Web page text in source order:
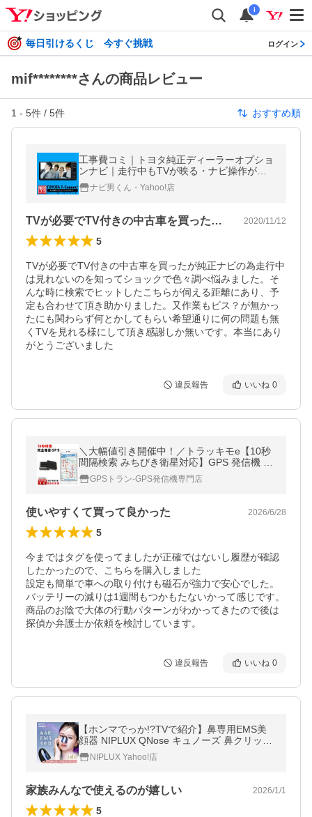
i
毎日引けるくじ 今すぐ挑戦 ログイン
mif********さんの商品レビュー
1 - 5件 / 5件 おすすめ順
工事費コミ｜トヨタ純正ディーラーオプショ
ンナビ｜走行中もTVが映る・ナビ操作がで
きる工事｜DJV98#815289#
ナビ男くん・Yahoo!店
TVが必要でTV付きの中古車を買ったが… 2020/11/12
5
TVが必要でTV付きの中古車を買ったが純正ナビの為走行中
は見れないのを知ってショックで色々調べ悩みました。そ
んな時に検索でヒットしたこちらが伺える距離にあり、予
定も合わせて頂き助かりました。又作業もビス？が無かっ
たにも関わらず何とかしてもらい希望通りに何の問題も無
くTVを見れる様にして頂き感謝しか無いです。本当にあり
がとうございました
違反報告 いいね 0
＼大幅値引き開催中！／トラッキモe【10秒
間隔検索 みちびき衛星対応】GPS 発信機 小
型 リアルタイム トラッカー 浮気調査 位置検
索 自動追跡 車 車外 磁石付
GPSトラン-GPS発信機専門店
使いやすくて買って良かった 2026/6/28
5
今まではタグを使ってましたが正確ではないし履歴が確認
したかったので、こちらを購入しました
設定も簡単で車への取り付けも磁石が強力で安心でした。
バッテリーの減りは1週間もつかもたないかって感じです。
商品のお陰で大体の行動パターンがわかってきたので後は
探偵か弁護士か依頼を検討しています。
違反報告 いいね 0
【ホンマでっか!?TVで紹介】鼻専用EMS美
顔器 NIPLUX QNose キュノーズ 鼻クリップ
ノーズクリップ マッサージ 小鼻 グッズ 小さ
く 振動 鼻の筋肉 プレゼント
NIPLUX Yahoo!店
家族みんなで使えるのが嬉しい 2026/1/1
5